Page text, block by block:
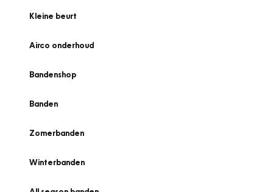
Kleine beurt
Airco onderhoud
Bandenshop
Banden
Zomerbanden
Winterbanden